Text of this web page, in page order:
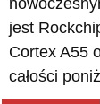
jest
Cortex A55
całości